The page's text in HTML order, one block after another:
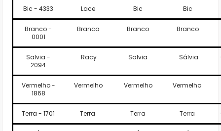
Bic - 4333 Lace Bic Bic
Branco -
0001
Branco Branco Branco
Salvia -
2094
Racy Salvia Sálvia
Vermelho -
1868
Vermelho Vermelho Vermelho
Terra - 1701 Terra Terra Terra